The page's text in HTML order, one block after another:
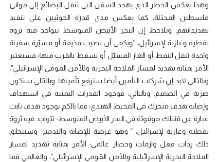
وهذا يعكس الخطر الذي يهدد السفن التي تنقل البضائع إلى موانئ
فلسطين المحتلة، كما يعكس مدى قدرة الحوثيين على تنفيذ
تهديداتهم. ونلاحظ إن البحر الأبيض المتوسط تتواجد فيه ثروة
نفطية وغازية لإسرائيل، “ويكفي أن تصيب قذيفة أو مسيّرة سفينة
واحدة تنقل النفط أو الغاز المسيّل أو تسقط بالقرب منها؛ فسيعتبر
الأمر بمثابة تهديد لمسار الملاحة البحرية وللأمن القومي الإسرائيلي”،
وبالتالي لابد إن شركات التأمين أيضا سترفع تأمينها. وبالتالي ستكون
ضربة في الصميم. وبالتالي، فوجود القدرات اليمنيه في استهداف
وإصابة هدف متحرك في المحيط الهندي؛ فما بالكم بوجود هدف ثابت
عبارة عن قنبلك موقوتة في البحر الأبيض المتوسط؛ تتواجد فيه ثروة
نفطية وغازية لإسرائيل، ” وهو عرضة للإصابة والتدمير. وسييخلق
ذلك ردات فعل وازمات وحصار عالمي؛ الأمر بمثابة تهديد لمسار
الملاحة البحرية الإسرائيلية وللأمن القومي الإسرائيلي”، والعالمي فما